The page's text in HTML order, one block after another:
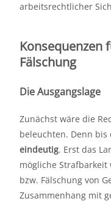
arbeitsrechtlicher
Konsequenzen
Fälschung
Die Ausgangslage
Zunächst wäre die
beleuchten. Denn bis
eindeutig. Erst das
mögliche
bzw. Fälschung von
Zusammenhang mit